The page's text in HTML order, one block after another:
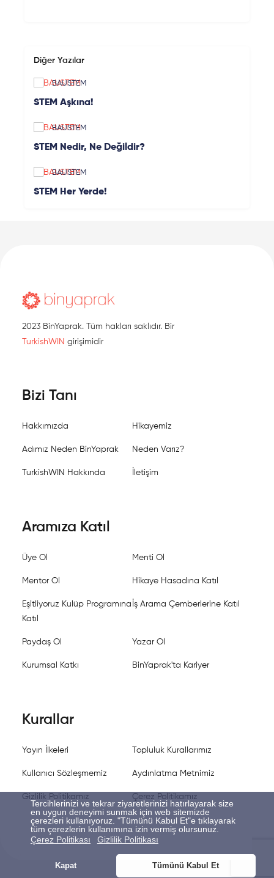
Tercihlerinizi ve tekrar ziyaretlerinizi hatırlayarak size
en uygun deneyimi sunmak için web sitemizde
çerezleri kullanıyoruz. "Tümünü Kabul Et"e tıklayarak
tüm çerezlerin kullanımına izin vermiş olursunuz.
Çerez Politikası
Gizlilik Politikası
Kapat Tümünü Kabul Et
Diğer Yazılar
BAUSTEM
STEM Aşkına!
BAUSTEM
STEM Nedir, Ne Değildir?
BAUSTEM
STEM Her Yerde!
2023 BinYaprak. Tüm hakları saklıdır. Bir
TurkishWIN girişimidir
Bizi Tanı
Hakkımızda Hikayemiz
Adımız Neden BinYaprak Neden Varız?
TurkishWIN Hakkında İletişim
Aramıza Katıl
Üye Ol Menti Ol
Mentor Ol Hikaye Hasadına Katıl
Eşitliyoruz Kulüp Programına
Katıl
İş Arama Çemberlerine Katıl
Paydaş Ol Yazar Ol
Kurumsal Katkı BinYaprak'ta Kariyer
Kurallar
Yayın İlkeleri Topluluk Kurallarımız
Kullanıcı Sözleşmemiz Aydınlatma Metnimiz
Gizlilik Politikamız Çerez Politikamız